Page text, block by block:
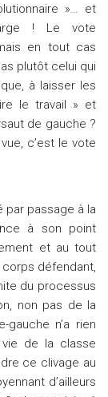
»… et
! Le vote
en tout cas
plutôt celui qui
à laisser les
le travail » et
de gauche ?
c’est le vote
par passage à la
à son point
et au tout
défendant,
du processus
non pas de la
n’a rien
de la classe
ce clivage au
d’ailleurs